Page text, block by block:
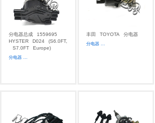
分电器总成
1559695
HYSTER
D024
(S6.0FT,
S7.0FT
Europe)
分电器 ...
丰田 TOYOTA 分电器
分电器 ...